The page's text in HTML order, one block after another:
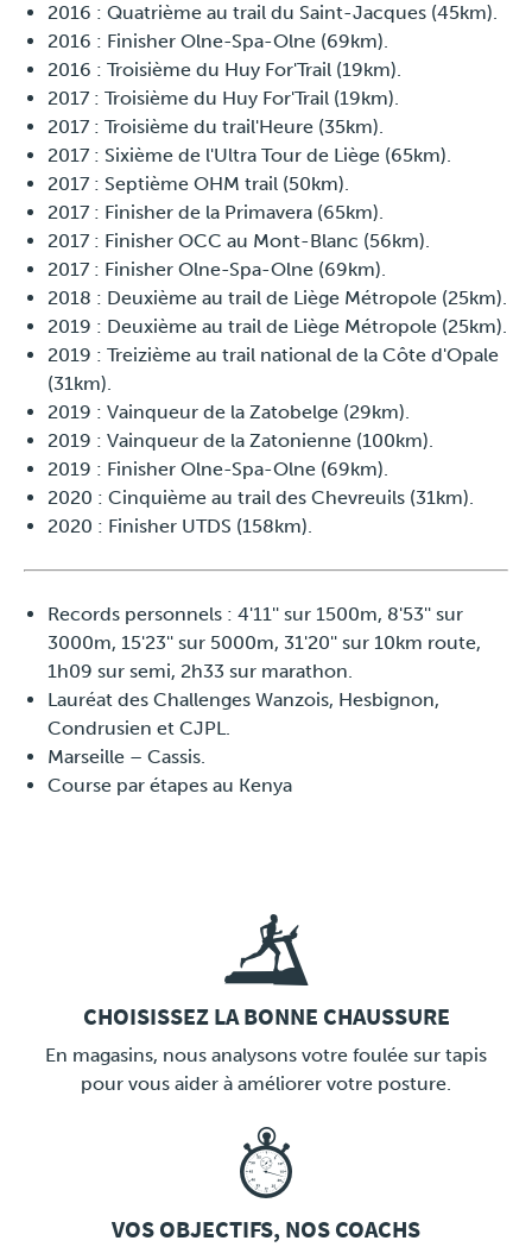
2016 : Quatrième au trail du Saint-Jacques (45km).
2016 : Finisher Olne-Spa-Olne (69km).
2016 : Troisième du Huy For'Trail (19km).
2017 : Troisième du Huy For'Trail (19km).
2017 : Troisième du trail'Heure (35km).
2017 : Sixième de l'Ultra Tour de Liège (65km).
2017 : Septième OHM trail (50km).
2017 : Finisher de la Primavera (65km).
2017 : Finisher OCC au Mont-Blanc (56km).
2017 : Finisher Olne-Spa-Olne (69km).
2018 : Deuxième au trail de Liège Métropole (25km).
2019 : Deuxième au trail de Liège Métropole (25km).
2019 : Treizième au trail national de la Côte d'Opale
(31km).
2019 : Vainqueur de la Zatobelge (29km).
2019 : Vainqueur de la Zatonienne (100km).
2019 : Finisher Olne-Spa-Olne (69km).
2020 : Cinquième au trail des Chevreuils (31km).
2020 : Finisher UTDS (158km).
Records personnels : 4'11'' sur 1500m, 8'53'' sur
3000m, 15'23'' sur 5000m, 31'20'' sur 10km route,
1h09 sur semi, 2h33 sur marathon.
Lauréat des Challenges Wanzois, Hesbignon,
Condrusien et CJPL.
Marseille – Cassis.
Course par étapes au Kenya
CHOISISSEZ LA BONNE CHAUSSURE
En magasins, nous analysons votre foulée sur tapis
pour vous aider à améliorer votre posture.
VOS OBJECTIFS, NOS COACHS